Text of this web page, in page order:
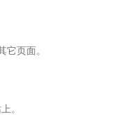
它页面。
。